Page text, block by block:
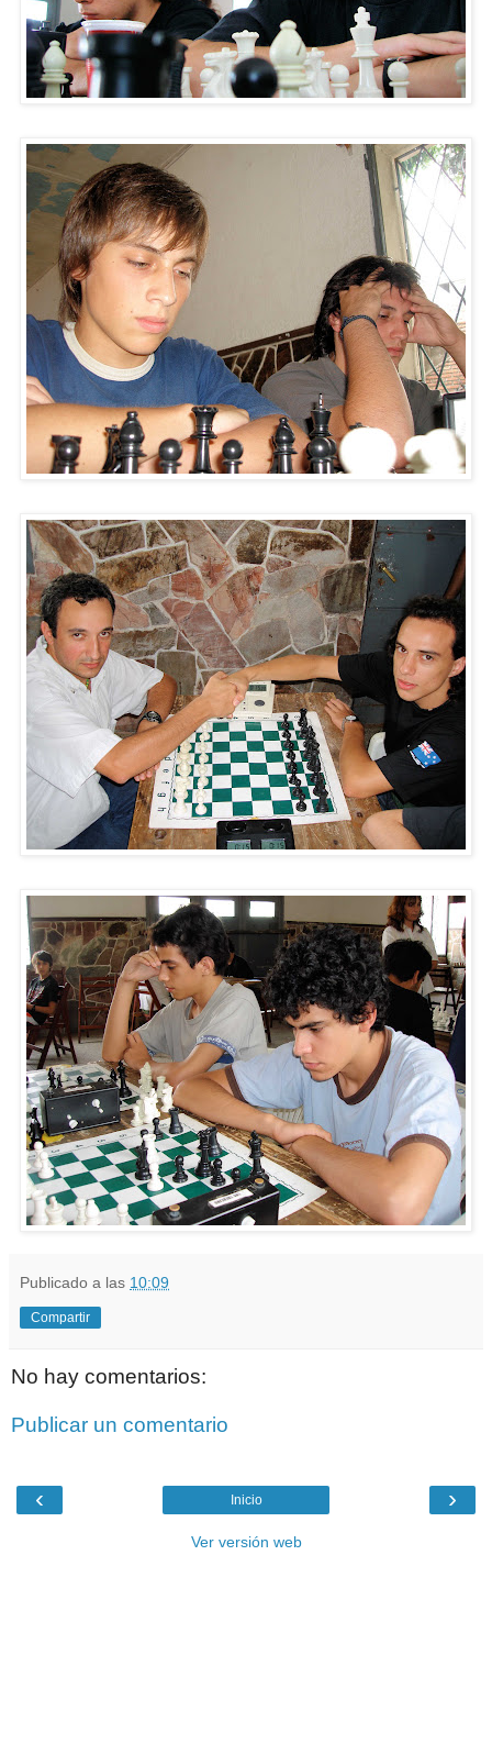
Publicado a las 10:09
Compartir
No hay comentarios:
Publicar un comentario
‹ ›
Inicio
Ver versión web